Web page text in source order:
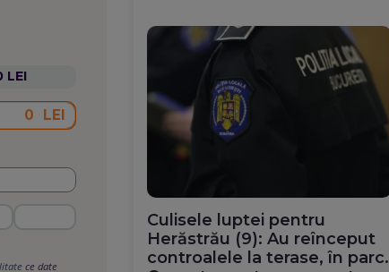
LEI
LEI
ce date
Culisele luptei pentru
Herăstrău (9): Au reînceput
controalele la terase, în parc.